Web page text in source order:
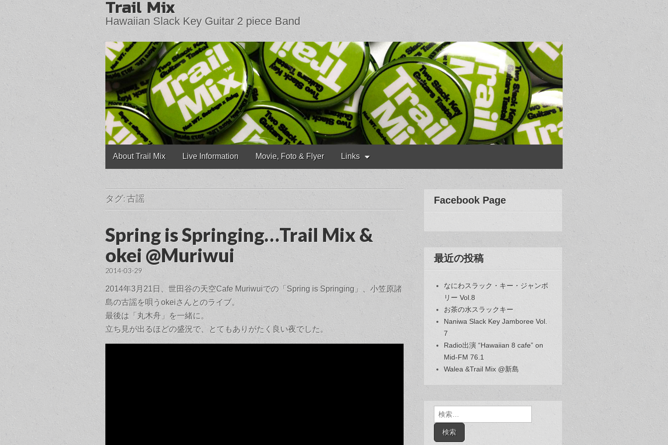
Trail Mix
Hawaiian Slack Key Guitar 2 piece Band
Main
menu
About Trail Mix Live Information Movie, Foto & Flyer Links
タグ:古謡
Spring is Springing…Trail Mix &
okei @Muriwui
2014-03-29
2014年3月21日、世田谷の天空Cafe Muriwuiでの「Spring is Springing」、小笠原諸
島の古謡を唄うokeiさんとのライブ。
最後は「丸木舟」を一緒に。
立ち見が出るほどの盛況で、とてもありがたく良い夜でした。
Facebook Page
最近の投稿
なにわスラック・キー・ジャンボ
リー Vol.8
お茶の水スラックキー
Naniwa Slack Key Jamboree Vol.
7
Radio出演 “Hawaiian 8 cafe” on
Mid-FM 76.1
Walea &Trail Mix @新島
検
索: